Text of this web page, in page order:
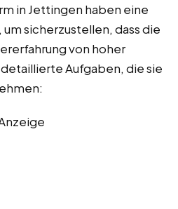
in Jettingen haben eine
sicherzustellen, dass die
von hoher
Aufgaben, die sie